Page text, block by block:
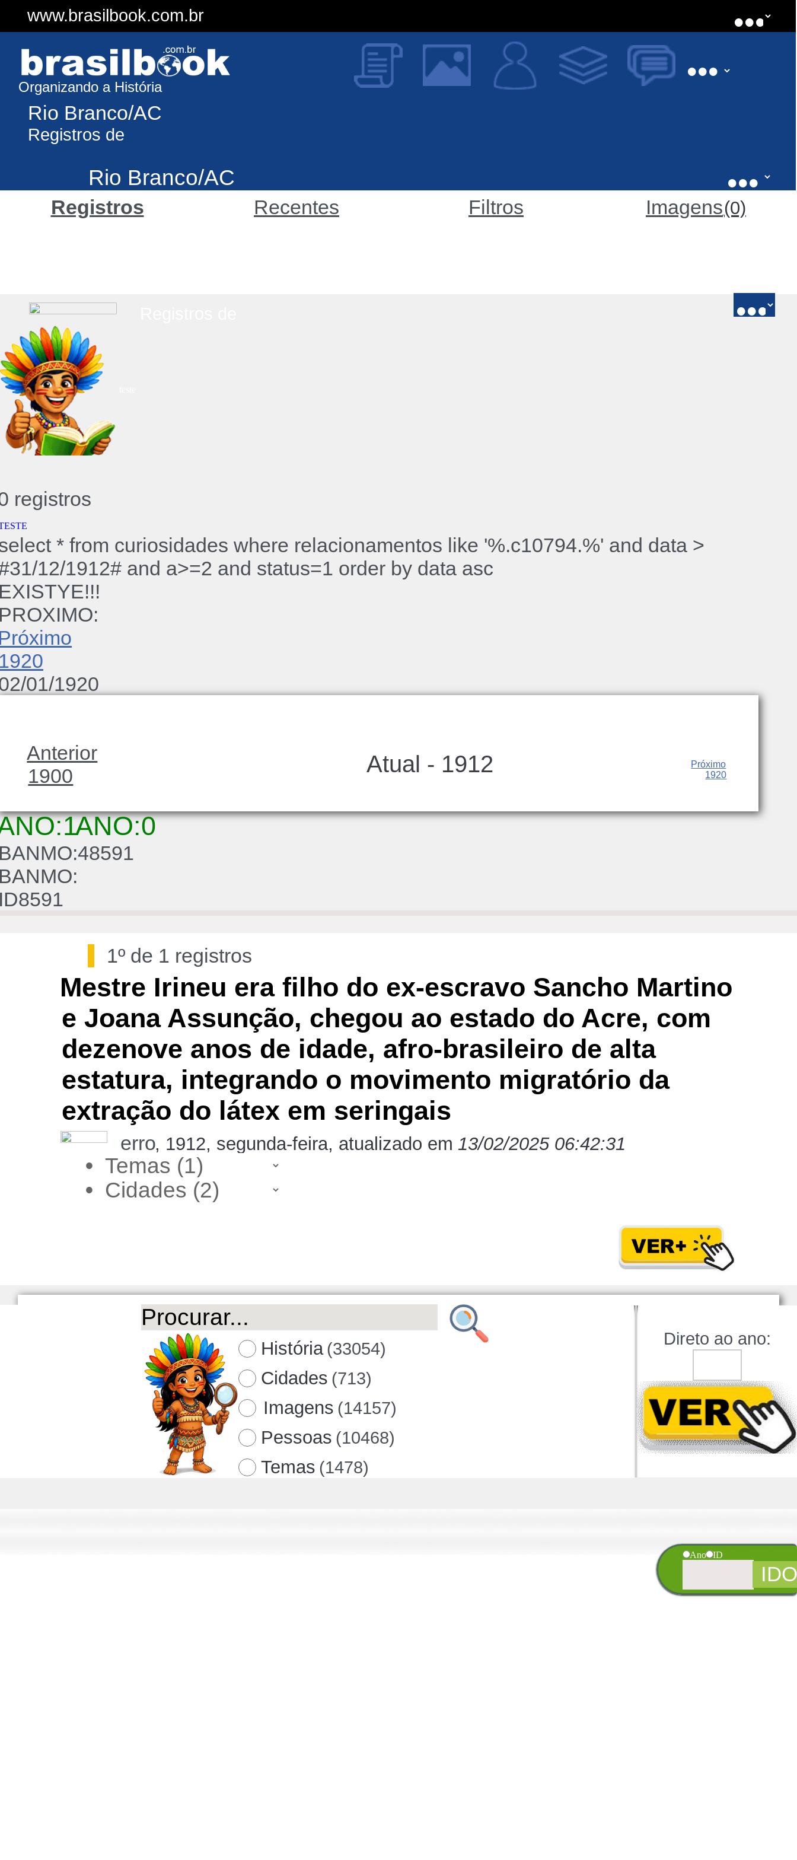
www.brasilbook.com.br
Organizando a História
Rio Branco/AC
Registros de
Rio Branco/AC
Registros Recentes Filtros Imagens(0)
Ano ID
registros
* from curiosidades where relacionamentos like '%.c10794.%' and data >
12/1912# and a>=2 and status=1 order by data asc
01/1920
Anterior
1900
Atual - 1912
Próximo
1920
ANO:0
1º de 1 registros
Mestre Irineu era filho do ex-escravo Sancho Martino
e Joana Assunção, chegou ao estado do Acre, com
dezenove anos de idade, afro-brasileiro de alta
estatura, integrando o movimento migratório da
extração do látex em seringais
erro, 1912, segunda-feira, atualizado em13/02/2025 06:42:31
•
•
História (33054)
Cidades (713)
Imagens (14157)
Pessoas (10468)
Temas (1478)
Direto ao ano: